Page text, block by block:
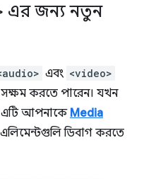
এর জন্য নতুন
এবং <video>
সক্ষম করতে পারেন। যখন
এটি আপনাকে Media
ডিবাগ করতে